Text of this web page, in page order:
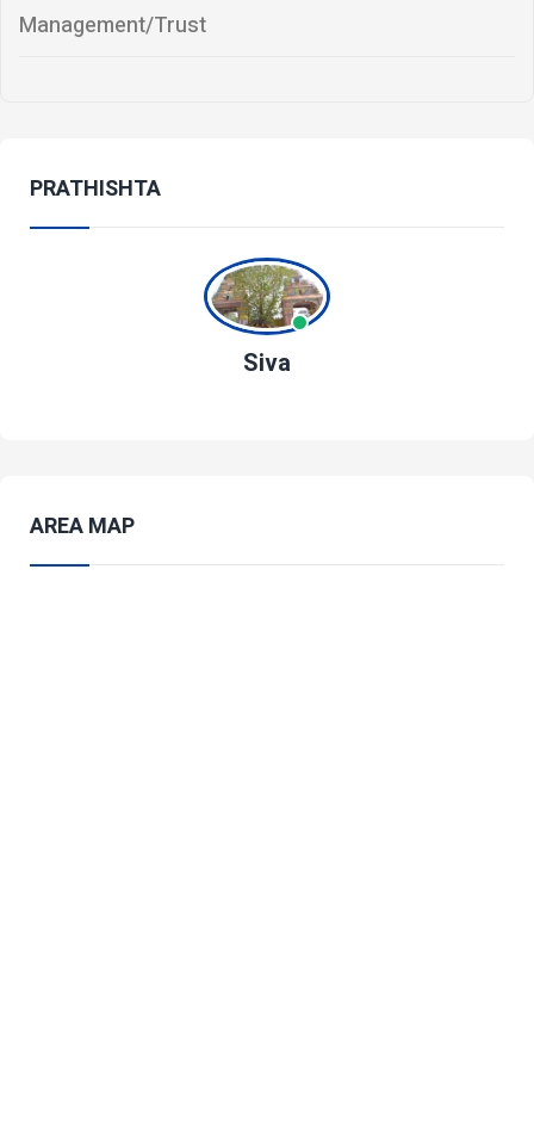
Management/Trust
PRATHISHTA
Siva
AREA MAP